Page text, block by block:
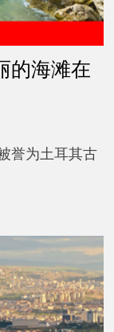
的海滩在
誉为土耳其古